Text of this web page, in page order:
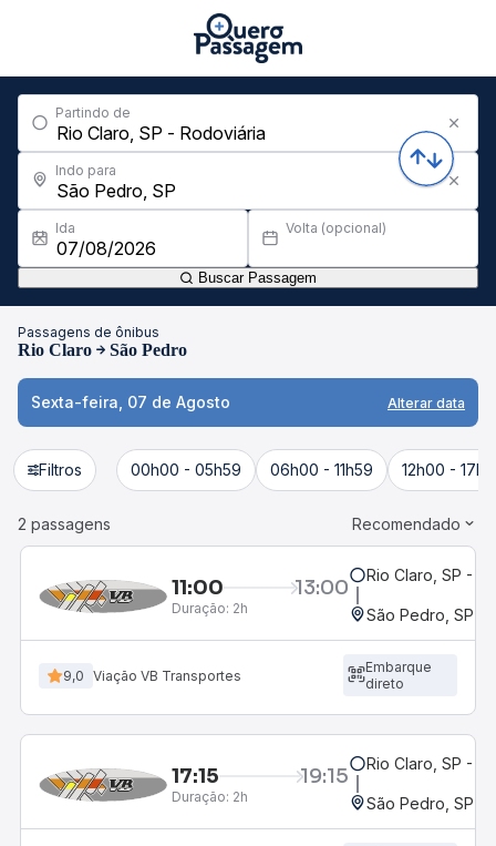
Partindo de
Indo para
Ida Volta (opcional)
Buscar Passagem
Passagens de ônibus
Rio Claro São Pedro
Sexta-feira, 07 de Agosto Alterar data
Filtros 00h00 - 05h59 06h00 - 11h59 12h00 -
2 passagens Recomendado
11:00 13:00
Duração: 2h
Rio Claro, SP -
São Pedro, SP
9,0 Viação VB Transportes
Embarque
direto
17:15 19:15
Duração: 2h
Rio Claro, SP -
São Pedro, SP